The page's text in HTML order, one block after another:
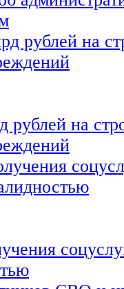
рублей на